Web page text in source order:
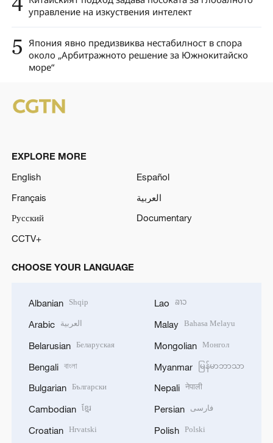
управление на изкуствения интелект
5 Япония явно предизвиква нестабилност в спора
около „Арбитражното решение за Южнокитайско
море“
EXPLORE MORE
English
Español
Français
العربية
Русский
Documentary
CCTV+
CHOOSE YOUR LANGUAGE
Albanian Shqip
Arabic العربية
Belarusian Беларуская
Bengali বাংলা
Bulgarian Български
Cambodian ខ្មែរ
Croatian Hrvatski
Lao ລາວ
Malay Bahasa Melayu
Mongolian Монгол
Myanmar မြန်မာဘာသာ
Nepali नेपाली
Persian فارسی
Polish Polski